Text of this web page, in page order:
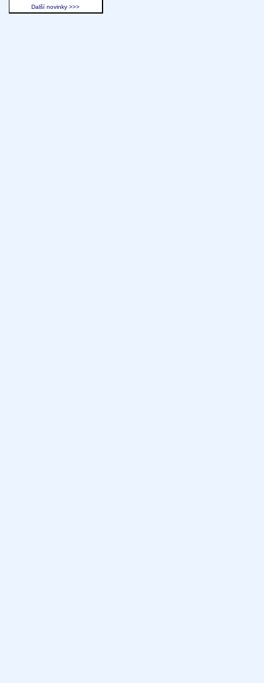
Další novinky >>>